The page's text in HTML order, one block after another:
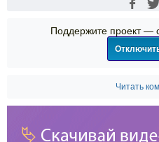
Поддержите проект —
Читать